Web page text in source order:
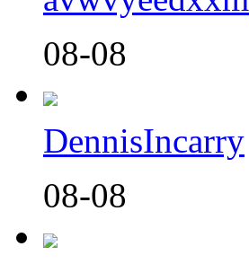
08-08
DennisIncarry
08-08